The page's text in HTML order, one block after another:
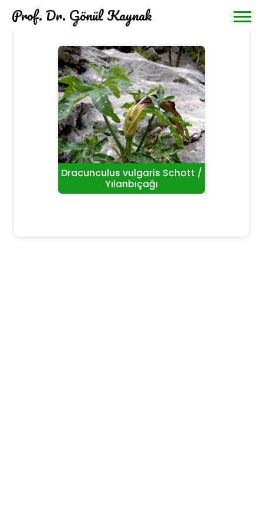
Prof. Dr. Gönül Kaynak
Dracunculus vulgaris Schott /
Yılanbıçağı